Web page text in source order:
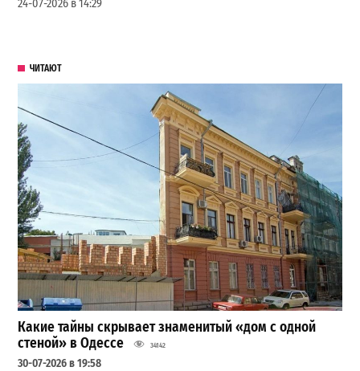
24-07-2026 в 14:29
ЧИТАЮТ
Какие тайны скрывает знаменитый «дом с одной
стеной» в Одессе
34142
30-07-2026 в 19:58